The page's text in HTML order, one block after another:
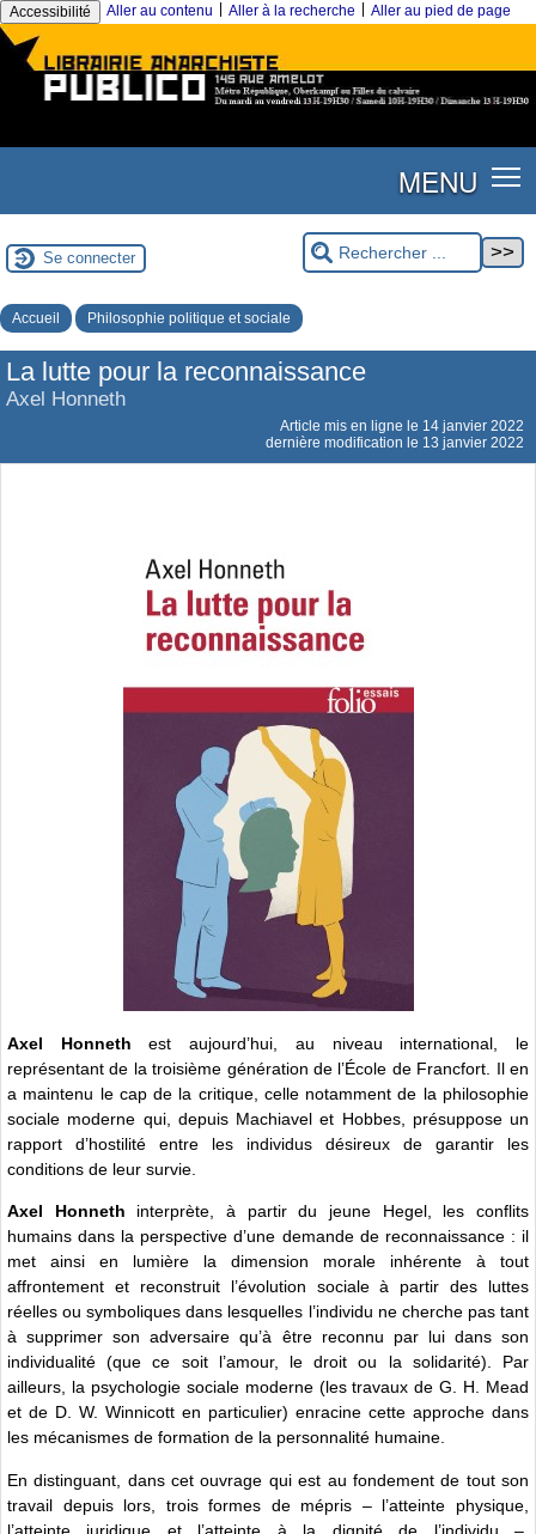
Accessibilité Aller au contenu Aller à la recherche Aller au pied de page
MENU
Se connecter
Accueil Philosophie politique et sociale
La lutte pour la reconnaissance
Axel Honneth
Article mis en ligne le 14 janvier 2022
dernière modification le 13 janvier 2022
Axel Honneth est aujourd’hui, au niveau international, le
représentant de la troisième génération de l’École de Francfort. Il en
a maintenu le cap de la critique, celle notamment de la philosophie
sociale moderne qui, depuis Machiavel et Hobbes, présuppose un
rapport d’hostilité entre les individus désireux de garantir les
conditions de leur survie.
Axel Honneth interprète, à partir du jeune Hegel, les conflits
humains dans la perspective d’une demande de reconnaissance : il
met ainsi en lumière la dimension morale inhérente à tout
affrontement et reconstruit l’évolution sociale à partir des luttes
réelles ou symboliques dans lesquelles l’individu ne cherche pas tant
à supprimer son adversaire qu’à être reconnu par lui dans son
individualité (que ce soit l’amour, le droit ou la solidarité). Par
ailleurs, la psychologie sociale moderne (les travaux de G. H. Mead
et de D. W. Winnicott en particulier) enracine cette approche dans
les mécanismes de formation de la personnalité humaine.
En distinguant, dans cet ouvrage qui est au fondement de tout son
travail depuis lors, trois formes de mépris – l’atteinte physique,
l’atteinte juridique et l’atteinte à la dignité de l’individu –,